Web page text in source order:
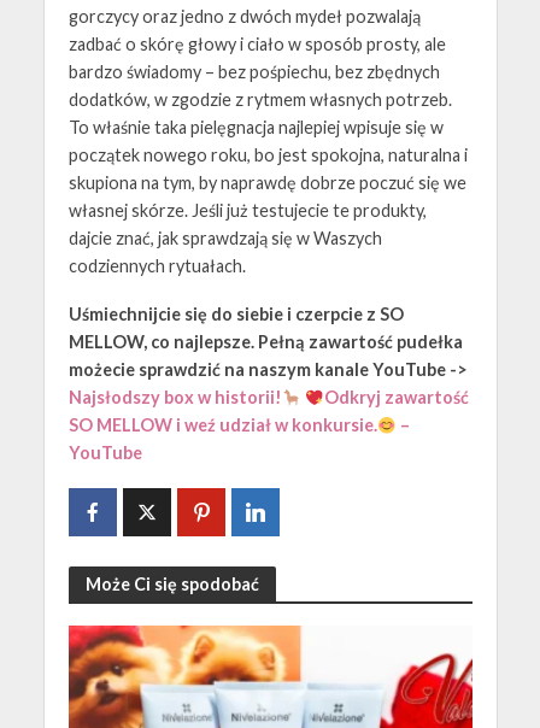
gorczycy oraz jedno z dwóch mydeł pozwalają
zadbać o skórę głowy i ciało w sposób prosty, ale
bardzo świadomy – bez pośpiechu, bez zbędnych
dodatków, w zgodzie z rytmem własnych potrzeb.
To właśnie taka pielęgnacja najlepiej wpisuje się w
początek nowego roku, bo jest spokojna, naturalna i
skupiona na tym, by naprawdę dobrze poczuć się we
własnej skórze. Jeśli już testujecie te produkty,
dajcie znać, jak sprawdzają się w Waszych
codziennych rytuałach.
Uśmiechnijcie się do siebie i czerpcie z SO
MELLOW, co najlepsze. Pełną zawartość pudełka
możecie sprawdzić na naszym kanale YouTube ->
Najsłodszy box w historii!
Odkryj zawartość
SO MELLOW i weź udział w konkursie.
–
YouTube
Może Ci się spodobać